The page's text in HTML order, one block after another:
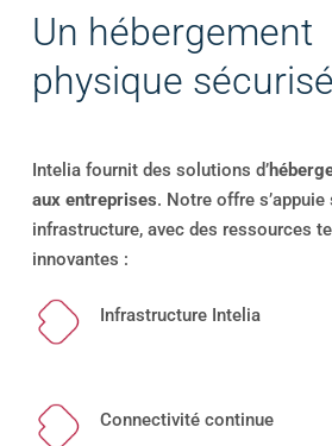
Un hébergement
physique sécurisé
Intelia fournit des solutions d’
aux entreprises. Notre offre s’appuie
infrastructure, avec des ressources
innovantes :
Infrastructure Intelia
Connectivité continue